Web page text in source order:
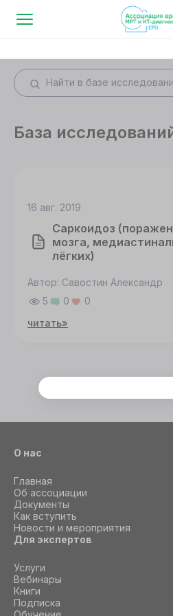
База
16 авг. 2019
Саркоидоз
мозга,
лёгких)
Автор: Савостин Александр
5
0
0
читать»
О нас
Главная
Об ассоциации
Документы
Как вступить
Новости и мероприятия
Для экспертов
Услуги
Вебинары
Книги
Подписка
Этот сайт